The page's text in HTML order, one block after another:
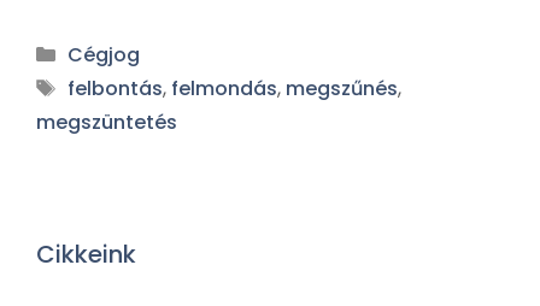
Cégjog
felbontás, felmondás, megszűnés,
megszüntetés
Cikkeink